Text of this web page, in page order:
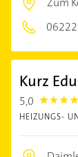
Kurz
5,0 5.0
HEIZUNGS-